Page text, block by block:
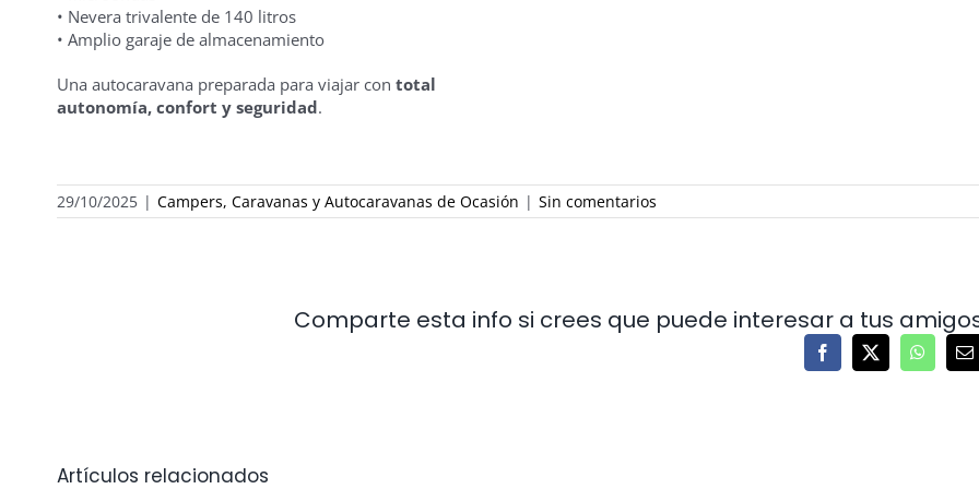
• Nevera trivalente de 140 litros
• Amplio garaje de almacenamiento
Una autocaravana preparada para viajar con total
autonomía, confort y seguridad.
29/10/2025 | Campers, Caravanas y Autocaravanas de Ocasión | Sin comentarios
Comparte esta info si crees que puede interesar a tus
Facebook
X
Artículos relacionados